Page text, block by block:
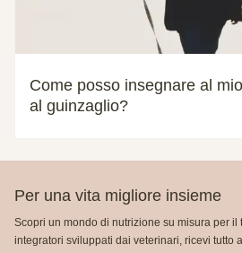
Come posso insegnare al
al guinzaglio?
Per una vita migliore insieme
Scopri un mondo di nutrizione su misura per il
integratori sviluppati dai veterinari, ricevi tutto a